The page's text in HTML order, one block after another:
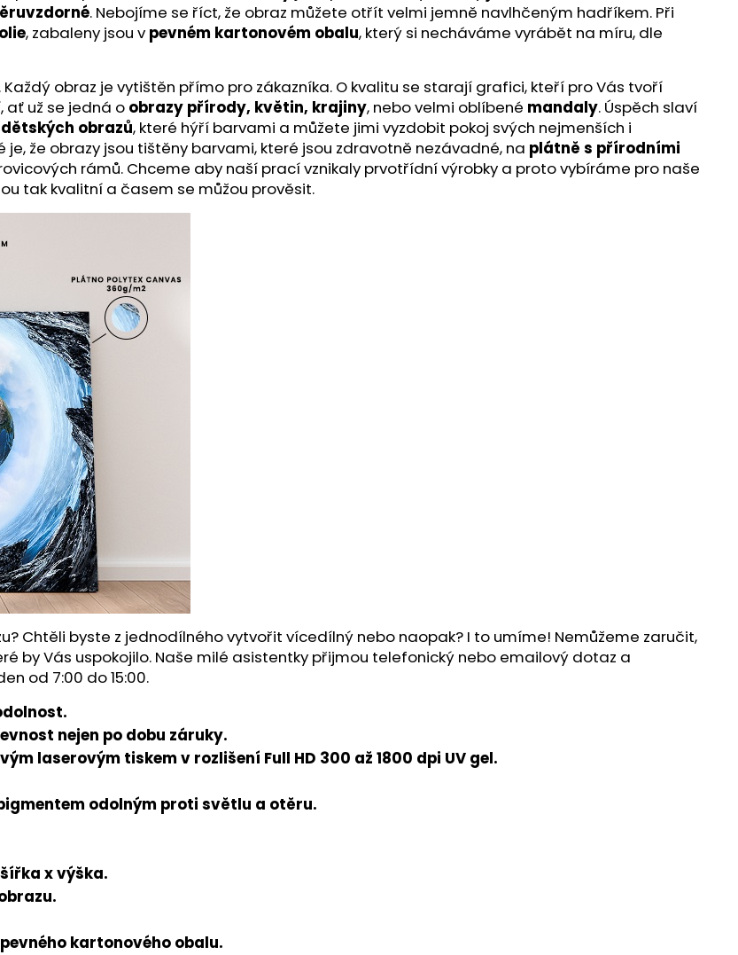
. Nebojíme se říct, že obraz můžete otřít velmi jemně navlhčeným hadříkem. Při
, zabaleny jsou v pevném kartonovém obalu, který si necháváme vyrábět na míru, dle
obraz je vytištěn přímo pro zákazníka. O kvalitu se starají grafici, kteří pro Vás tvoří
ať už se jedná o obrazy přírody, květin, krajiny, nebo velmi oblíbené mandaly. Úspěch slaví
dětských obrazů, které hýří barvami a můžete jimi vyzdobit pokoj svých nejmenších i
že obrazy jsou tištěny barvami, které jsou zdravotně nezávadné, na plátně s přírodními
rámů. Chceme aby naší prací vznikaly prvotřídní výrobky a proto vybíráme pro naše
tak kvalitní a časem se můžou prověsit.
Chtěli byste z jednodílného vytvořit vícedílný nebo naopak? I to umíme! Nemůžeme zaručit,
by Vás uspokojilo. Naše milé asistentky přijmou telefonický nebo emailový dotaz a
od 7:00 do 15:00.
nejen po dobu záruky.
laserovým tiskem v rozlišení Full HD 300 až 1800 dpi UV gel.
odolným proti světlu a otěru.
x výška.
kartonového obalu.